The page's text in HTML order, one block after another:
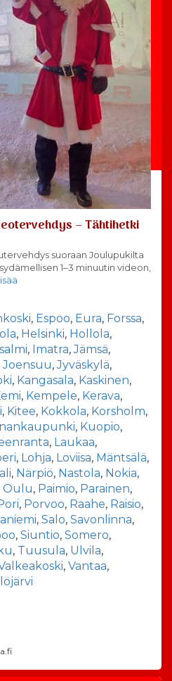
– Tähtihetki
suoraan Joulupukilta
1–3 minuutin videon,
, Espoo, Eura, Forssa,
, Helsinki, Hollola,
, Imatra,Jämsä,
Joensuu,Jyväskylä,
, Kangasala, Kaskinen,
, Kempele, Kerava,
, Kitee, Kokkola, Korsholm,
, Kuopio,
, Laukaa,
, Lohja, Loviisa, Mäntsälä,
, Närpiö, Nastola, Nokia,
Oulu, Paimio, Parainen,
, Porvoo, Raahe, Raisio,
, Salo, Savonlinna,
, Siuntio, Somero,
, Tuusula, Ulvila,
, Vantaa,